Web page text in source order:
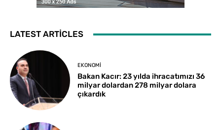
LATEST ARTICLES
EKONOMI
Bakan Kacır: 23 yılda ihracatımızı 36
milyar dolardan 278 milyar dolara
çıkardık